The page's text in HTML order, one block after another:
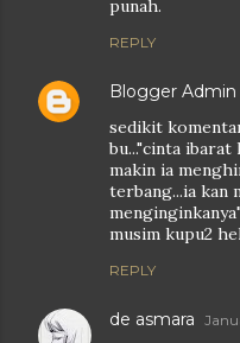
punah.
REPLY
Blogger Admin
sedikit
bu..."cinta
makin ia
terbang...ia kan
musim kupu2
REPLY
de asmara